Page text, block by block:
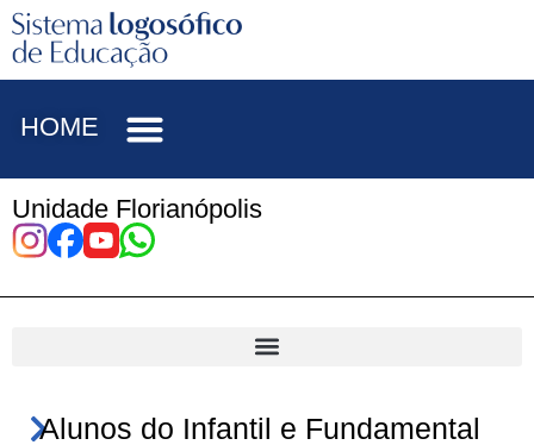
HOME
Unidade Florianópolis
Alunos do Infantil e Fundamental